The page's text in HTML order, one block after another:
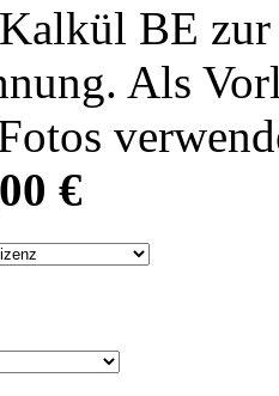
BE
Als
€